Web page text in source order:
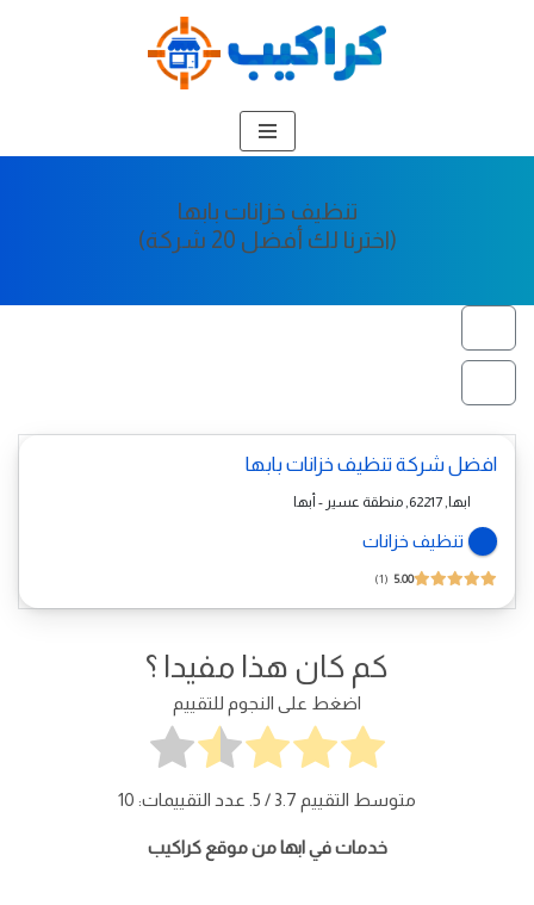
تنظيف خزانات بابها
(اخترنا لك أفضل 20 شركة)
افضل شركة تنظيف خزانات بابها
ابها, 62217, منطقة عسير - أبها
تنظيف خزانات
5.00
1
كم كان هذا مفيدا ؟
اضغط على النجوم للتقييم
متوسط التقييم 3.7 / 5. عدد التقييمات: 10
خدمات في ابها من موقع كراكيب